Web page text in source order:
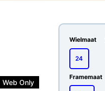
Web Only
Wielmaat
24
Framemaat